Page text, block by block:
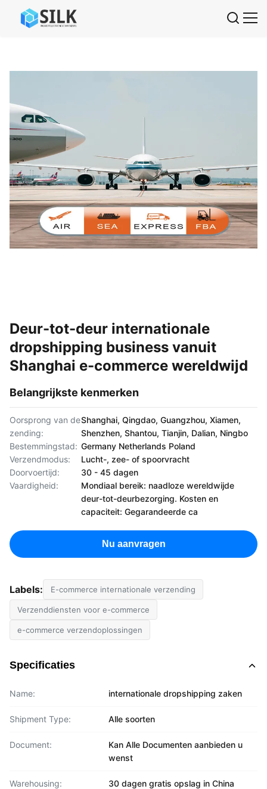
Deur-tot-deur internationale
dropshipping business vanuit
Shanghai e-commerce wereldwijd
Belangrijkste kenmerken
Oorsprong van de
zending:
Shanghai, Qingdao, Guangzhou, Xiamen,
Shenzhen, Shantou, Tianjin, Dalian, Ningbo
Bestemmingstad: Germany Netherlands Poland
Verzendmodus:
Lucht-, zee- of spoorvracht
Doorvoertijd:
30 - 45 dagen
Vaardigheid:
Mondiaal bereik: naadloze wereldwijde
deur-tot-deurbezorging. Kosten en
capaciteit: Gegarandeerde ca
Nu aanvragen
Labels: E-commerce internationale verzending
Verzenddiensten voor e-commerce
e-commerce verzendoplossingen
Specificaties
Name: internationale dropshipping zaken
Shipment Type: Alle soorten
Document:
Kan Alle Documenten aanbieden u
wenst
Warehousing: 30 dagen gratis opslag in China